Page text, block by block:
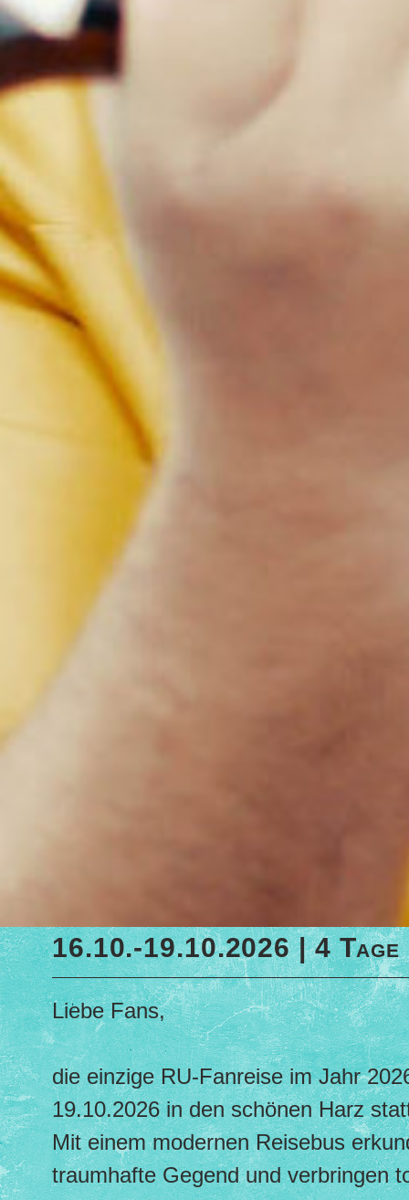
16.10.-19.10.2026 | 4
Liebe Fans,
die einzige RU-Fanreise im Jahr
19.10.2026 in den schönen Harz
Mit einem modernen Reisebus
traumhafte Gegend und verbringen